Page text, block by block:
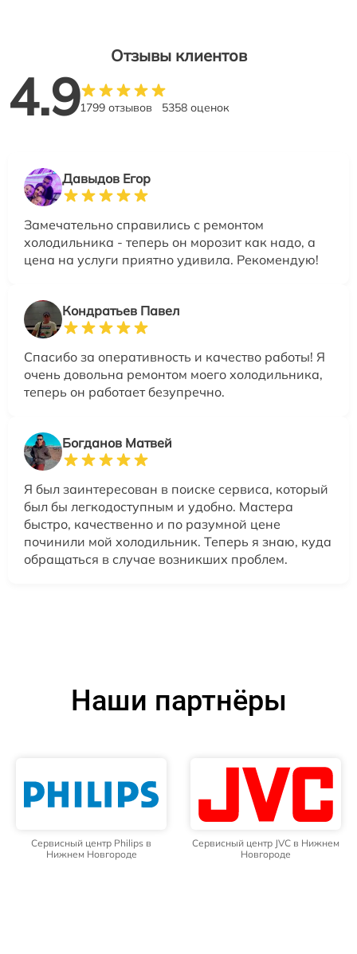
Отзывы клиентов
4.91799 отзывов 5358 оценок
Давыдов Егор
Замечательно справились с ремонтом
холодильника - теперь он морозит как надо, а
цена на услуги приятно удивила. Рекомендую!
Кондратьев Павел
Спасибо за оперативность и качество работы! Я
очень довольна ремонтом моего холодильника,
теперь он работает безупречно.
Богданов Матвей
Я был заинтересован в поиске сервиса, который
был бы легкодоступным и удобно. Мастера
быстро, качественно и по разумной цене
починили мой холодильник. Теперь я знаю, куда
обращаться в случае возникших проблем.
Наши партнёры
Сервисный центр Philips в
Нижнем Новгороде
Сервисный центр JVC в Нижнем
Новгороде